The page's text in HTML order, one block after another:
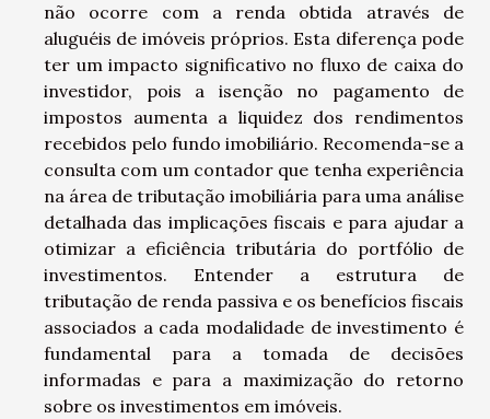
não ocorre com a renda obtida através de
aluguéis de imóveis próprios. Esta diferença pode
ter um impacto significativo no fluxo de caixa do
investidor, pois a isenção no pagamento de
impostos aumenta a liquidez dos rendimentos
recebidos pelo fundo imobiliário. Recomenda-se a
consulta com um contador que tenha experiência
na área de tributação imobiliária para uma análise
detalhada das implicações fiscais e para ajudar a
otimizar a eficiência tributária do portfólio de
investimentos. Entender a estrutura de
tributação de renda passiva e os benefícios fiscais
associados a cada modalidade de investimento é
fundamental para a tomada de decisões
informadas e para a maximização do retorno
sobre os investimentos em imóveis.